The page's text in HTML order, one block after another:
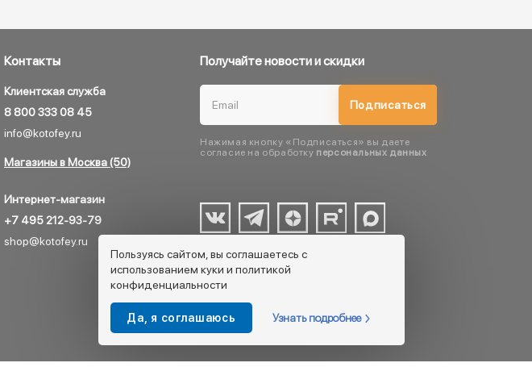
Контакты
Клиентская служба
8 800 333 08 45
info@kotofey.ru
Магазины в Москва (50)
Интернет-магазин
+7 495 212-93-79
shop@kotofey.ru
Получайте новости и скидки
Подписаться
Нажимая кнопку «Подписаться» вы даете
согласие на обработку персональных данных
Пользуясь сайтом, вы соглашаетесь с
использованием куки и политикой
конфиденциальности
Да, я соглашаюсь Узнать подробнее